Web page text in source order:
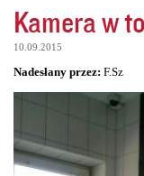
Kamera w
10.09.2015
Nadesłany przez: F.Sz